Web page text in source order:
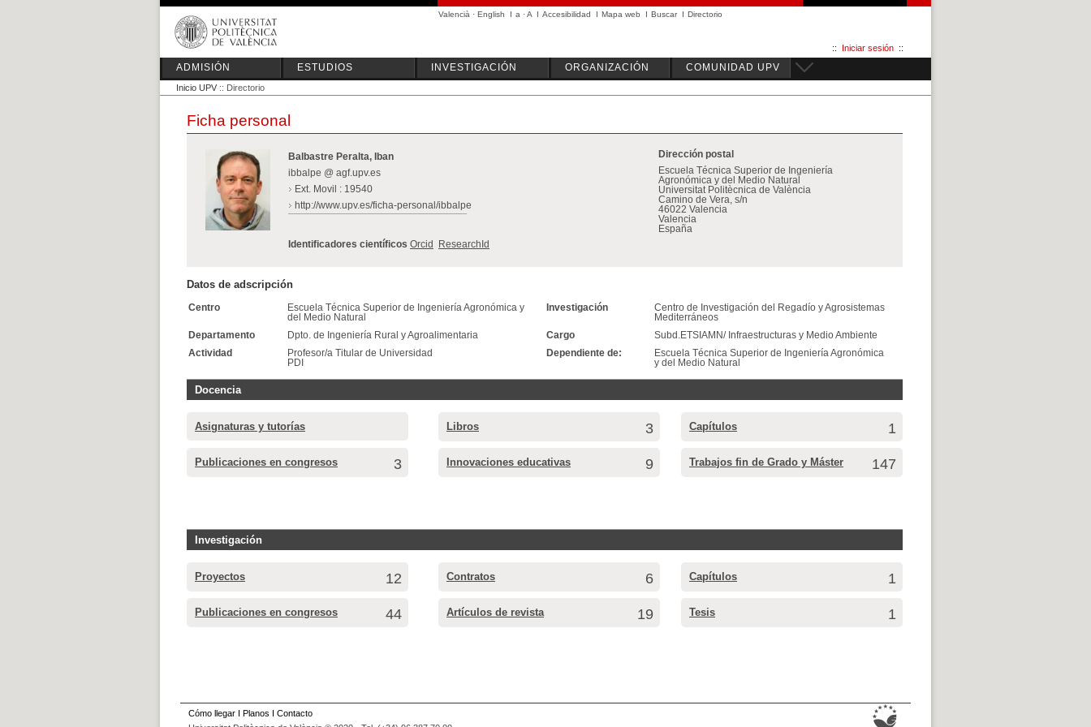
Valencià · English I a ·A I Accesibilidad I Mapa web I Buscar I Directorio
:: Iniciar sesión ::
ADMISIÓN ESTUDIOS INVESTIGACIÓN ORGANIZACIÓN COMUNIDAD UPV
Inicio UPV :: Directorio
Ficha personal
Balbastre Peralta, Iban
ibbalpe @ agf.upv.es
Ext. Movil : 19540
http://www.upv.es/ficha-personal/ibbalpe
Identificadores científicos Orcid ResearchId
Dirección postal
Escuela Técnica Superior de Ingeniería
Agronómica y del Medio Natural
Universitat Politècnica de València
Camino de Vera, s/n
46022 Valencia
Valencia
España
Datos de adscripción
Centro
Escuela Técnica Superior de Ingeniería Agronómica y
del Medio Natural
Departamento
Dpto. de Ingeniería Rural y Agroalimentaria
Actividad
Profesor/a Titular de Universidad
PDI
Investigación
Centro de Investigación del Regadío y Agrosistemas
Mediterráneos
Cargo
Subd.ETSIAMN/ Infraestructuras y Medio Ambiente
Dependiente de:
Escuela Técnica Superior de Ingeniería Agronómica
y del Medio Natural
Docencia
Asignaturas y tutorías Libros 3 Capítulos 1
Publicaciones en congresos 3 Innovaciones educativas 9 Trabajos fin de Grado y Máster 147
Investigación
Proyectos 12 Contratos 6 Capítulos 1
Publicaciones en congresos 44 Artículos de revista 19 Tesis 1
Cómo llegar I Planos I Contacto